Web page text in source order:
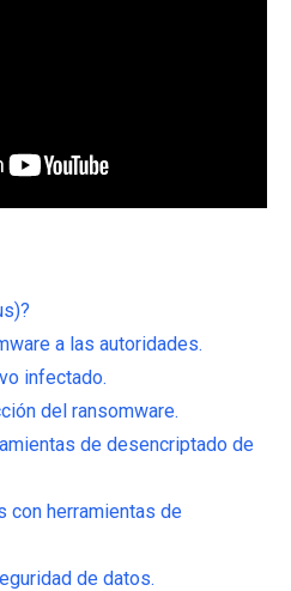
a las autoridades.
infectado.
del ransomware.
de desencriptado de
con herramientas de
de datos.